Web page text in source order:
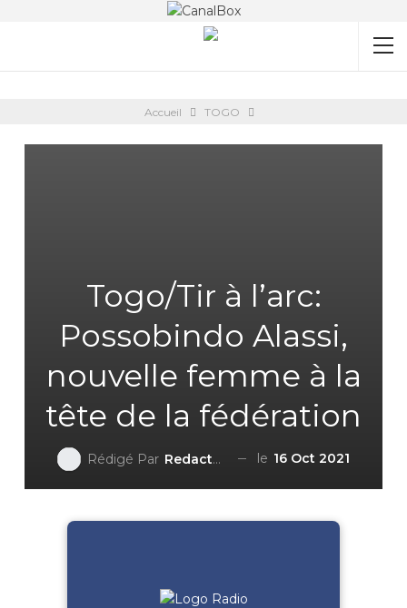
Accueil TOGO
Togo/Tir à l’arc:
Possobindo Alassi,
nouvelle femme à la
tête de la fédération
Rédigé Par Redaction DjenaSport le 16 Oct 2021